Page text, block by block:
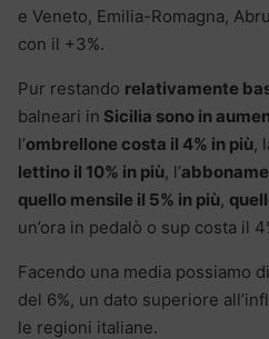
e Veneto, Emilia-Romagna,
con il +3%.
Pur restando relativamente
balneari in Sicilia sono in
l’ombrellone costa il 4% in più,
lettino il 10% in più, l’
quello mensile il 5% in più,
un’ora in pedalò o sup costa il
Facendo una media possiamo
del 6%, un dato superiore
le regioni italiane.